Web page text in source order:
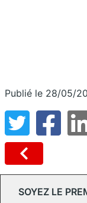
Publié le 28/05/
SOYEZ LE